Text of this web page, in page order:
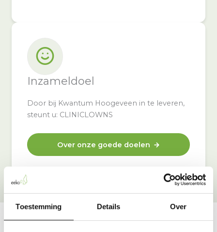
Toestemming Details Over
Inzameldoel
Door bij Kwantum Hoogeveen in te leveren,
steunt u: CLINICLOWNS
Over onze goede doelen